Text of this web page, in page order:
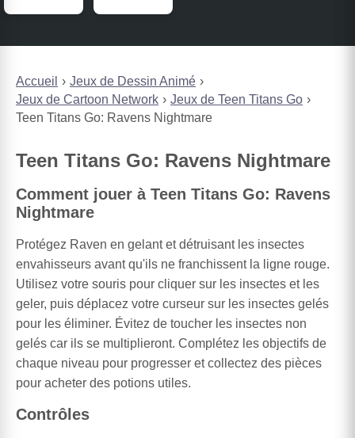
Accueil
Jeux de Dessin Animé
Jeux de Cartoon Network
Jeux de Teen Titans Go
Teen Titans Go: Ravens Nightmare
Teen Titans Go: Ravens Nightmare
Comment jouer à Teen Titans Go: Ravens
Nightmare
Protégez Raven en gelant et détruisant les insectes
envahisseurs avant qu'ils ne franchissent la ligne rouge.
Utilisez votre souris pour cliquer sur les insectes et les
geler, puis déplacez votre curseur sur les insectes gelés
pour les éliminer. Évitez de toucher les insectes non
gelés car ils se multiplieront. Complétez les objectifs de
chaque niveau pour progresser et collectez des pièces
pour acheter des potions utiles.
Contrôles